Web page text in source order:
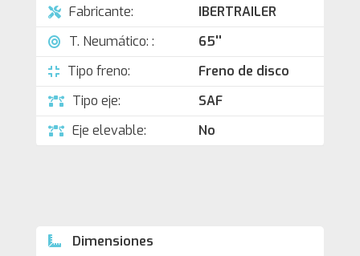
Fabricante:
IBERTRAILER
T. Neumático: :
65''
Tipo freno:
Freno de disco
Tipo eje:
SAF
Eje elevable:
No
Dimensiones